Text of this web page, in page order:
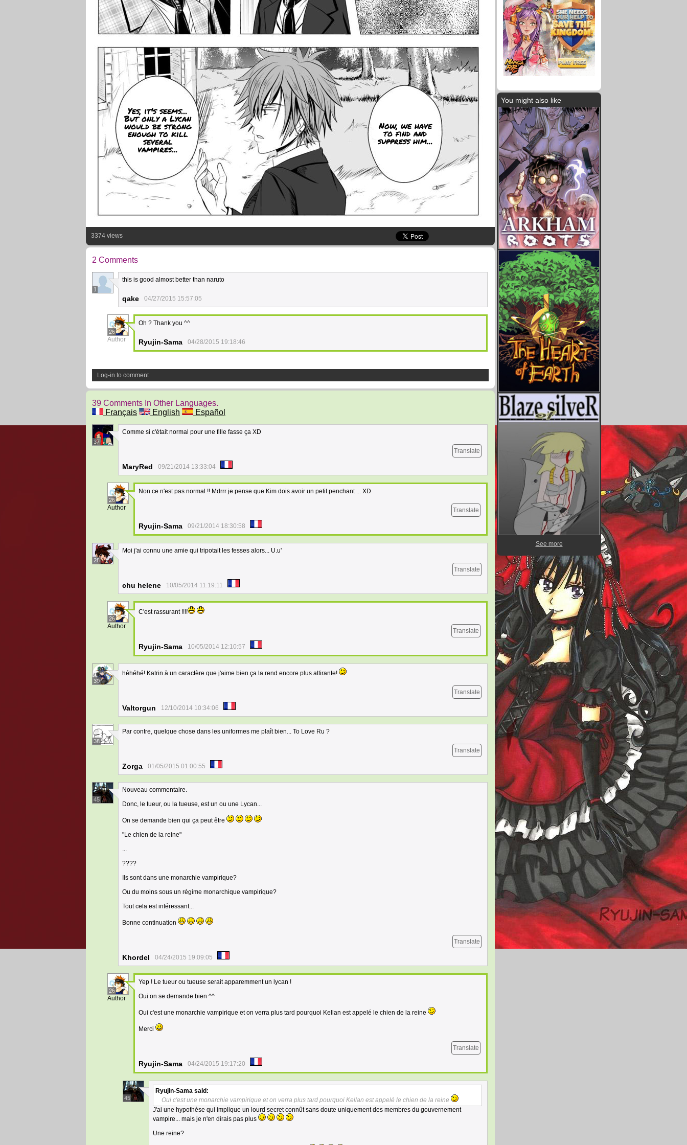
Yes, it's seems...
But only a Lycan
would be strong
enough to kill
several
vampires...
Now, we have
to find and
suppress him...
3374 views
2 Comments
1
this is good almost better than naruto
qake 04/27/2015 15:57:05
26
Author
Oh ? Thank you ^^
Ryujin-Sama 04/28/2015 19:18:46
Log-in to comment
39 Comments In Other Languages.
Français
English Español
37
Comme si c'était normal pour une fille fasse ça XD
Translate
MaryRed 09/21/2014 13:33:04
26
Author
Non ce n'est pas normal !! Mdrrr je pense que Kim dois avoir un petit penchant ... XD
Translate
Ryujin-Sama 09/21/2014 18:30:58
28
Moi j'ai connu une amie qui tripotait les fesses alors... U.u'
Translate
chu helene 10/05/2014 11:19:11
26
Author
C'est rassurant !!!!
Translate
Ryujin-Sama 10/05/2014 12:10:57
30
héhéhé! Katrin à un caractère que j'aime bien ça la rend encore plus attirante!
Translate
Valtorgun 12/10/2014 10:34:06
38
Par contre, quelque chose dans les uniformes me plaît bien... To Love Ru ?
Translate
Zorga 01/05/2015 01:00:55
45
Nouveau commentaire.
Donc, le tueur, ou la tueuse, est un ou une Lycan...
On se demande bien qui ça peut être
"Le chien de la reine"
...
????
Ils sont dans une monarchie vampirique?
Ou du moins sous un régime monarchique vampirique?
Tout cela est intéressant...
Bonne continuation
Translate
Khordel 04/24/2015 19:09:05
26
Author
Yep ! Le tueur ou tueuse serait apparemment un lycan !
Oui on se demande bien ^^
Oui c'est une monarchie vampirique et on verra plus tard pourquoi Kellan est appelé le chien de la reine
Merci
Translate
Ryujin-Sama 04/24/2015 19:17:20
45
Ryujin-Sama said:
Oui c'est une monarchie vampirique et on verra plus tard pourquoi Kellan est appelé le chien de la reine
J'ai une hypothèse qui implique un lourd secret connût sans doute uniquement des membres du gouvernement
vampire... mais je n'en dirais pas plus
Une reine?
You might also like
See more